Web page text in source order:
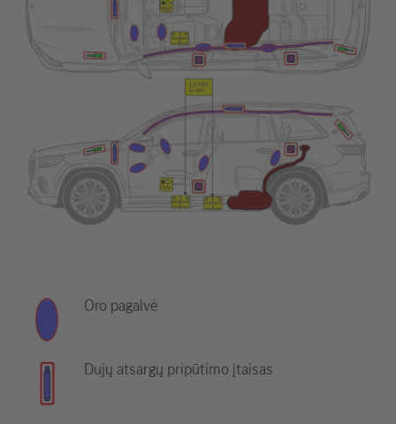
Oro pagalvė
Dujų atsargų pripūtimo įtaisas